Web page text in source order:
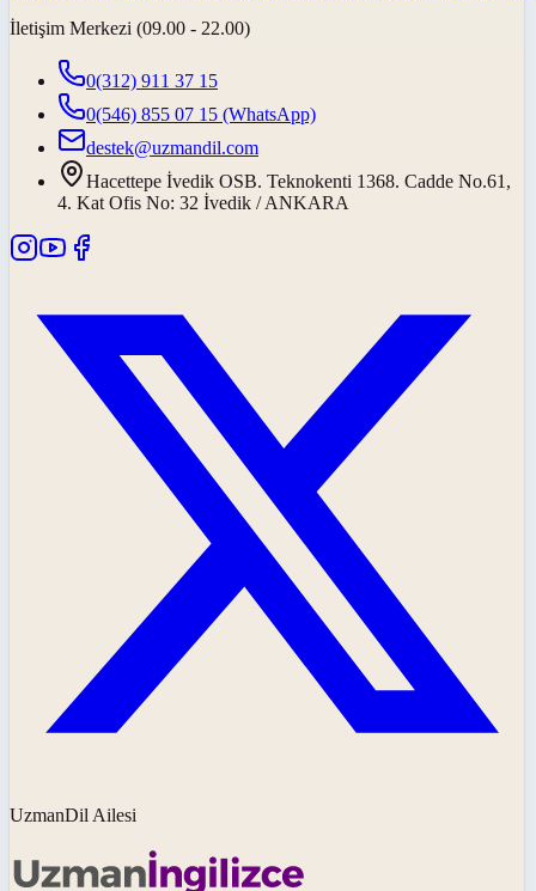
İletişim Merkezi (09.00 - 22.00)
0(312) 911 37 15
0(546) 855 07 15 (WhatsApp)
destek@uzmandil.com
Hacettepe İvedik OSB. Teknokenti 1368. Cadde No.61,
4. Kat Ofis No: 32 İvedik / ANKARA
UzmanDil Ailesi